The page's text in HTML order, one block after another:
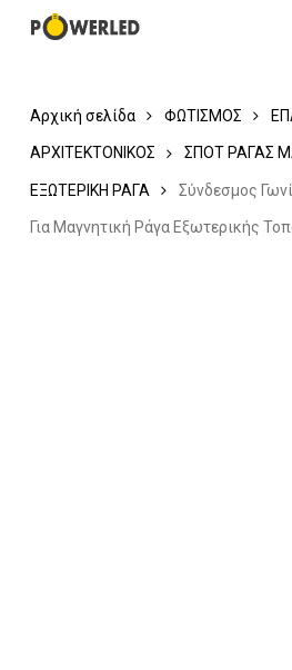
contentΑρχική σελίδα ΦΩΤΙΣΜΟΣ
ΑΡΧΙΤΕΚΤΟΝΙΚΟΣ ΣΠΟΤ ΡΑΓΑΣ
ΕΞΩΤΕΡΙΚΗ ΡΑΓΑ Σύνδεσμος
Για Μαγνητική Ράγα Εξωτερικής